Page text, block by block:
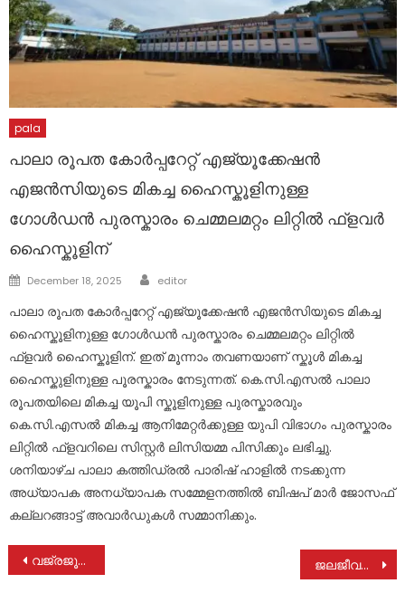
pala
പാലാ രൂപത കോർപ്പറേറ്റ് എജ്യൂക്കേഷൻ
എജൻസിയുടെ മികച്ച ഹൈസ്കൂളിനുള്ള
ഗോൾഡൻ പുരസ്കാരം ചെമ്മലമറ്റം ലിറ്റിൽ ഫ്ളവർ
ഹൈസ്കൂളിന്
Posted
December 18, 2025 Author
editor
പാലാ രൂപത കോർപ്പറേറ്റ് എജ്യൂക്കേഷൻ എജൻസിയുടെ മികച്ച
ഹൈസ്കൂളിനുള്ള ഗോൾഡൻ പുരസ്കാരം ചെമ്മലമറ്റം ലിറ്റിൽ
ഫ്ളവർ ഹൈസ്കൂളിന്. ഇത് മൂന്നാം തവണയാണ് സ്കൂൾ മികച്ച
ഹൈസ്കുളിനുള്ള പൂരസ്കാരം നേടുന്നത്. കെ.സി.എസൽ പാലാ
രൂപതയിലെ മികച്ച യൂപി സ്കൂളിനുള്ള പുരസ്കാരവും
കെ.സി.എസൽ മികച്ച ആനിമേറ്റർക്കുള്ള യുപി വിഭാഗം പുരസ്കാരം
ലിറ്റിൽ ഫ്ളവറിലെ സിസ്റ്റർ ലിസിയമ്മ പിസിക്കും ലഭിച്ചു.
ശനിയാഴ്ച പാലാ കത്തിഡ്രൽ പാരിഷ് ഹാളിൽ നടക്കുന്ന
അധ്യാപക അനധ്യാപക സമ്മേളനത്തിൽ ബിഷപ് മാർ ജോസഫ്
കല്ലറങ്ങാട്ട് അവാർഡുകൾ സമ്മാനിക്കും.
Post
വജ്രജൂബിലി നിറവില്‍ ദേവമാതാ കോളേജ് ധനതത്വശാസ്ത്ര പൂര്‍വ്വവിദ്യാര്‍ത്ഥി സംഗമം ജലജീവൻ മിഷൻ കുടിവെള്ള പദ്ധതി : പൂഞ്ഞാർ പഞ്ചായത്ത് തല പ്രവർത്തനോദ്ഘാടനം നടത്തി